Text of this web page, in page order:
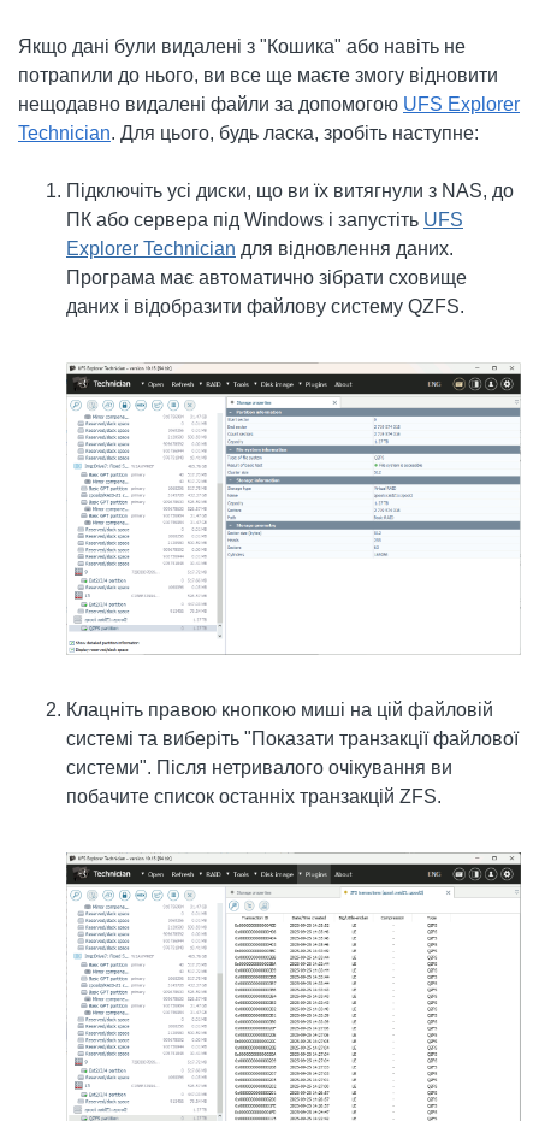
Якщо дані були видалені з "Кошика" або навіть не
потрапили до нього, ви все ще маєте змогу відновити
нещодавно видалені файли за допомогою UFS Explorer
Technician. Для цього, будь ласка, зробіть наступне:
Підключіть усі диски, що ви їх витягнули з NAS, до
ПК або сервера під Windows і запустіть UFS
Explorer Technician для відновлення даних.
Програма має автоматично зібрати сховище
даних і відобразити файлову систему QZFS.
Клацніть правою кнопкою миші на цій файловій
системі та виберіть "Показати транзакції файлової
системи". Після нетривалого очікування ви
побачите список останніх транзакцій ZFS.